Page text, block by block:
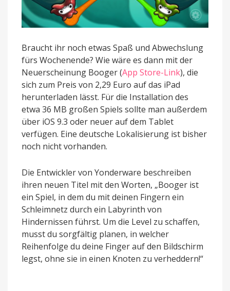
Braucht ihr noch etwas Spaß und Abwechslung
fürs Wochenende? Wie wäre es dann mit der
Neuerscheinung Booger (App Store-Link), die
sich zum Preis von 2,29 Euro auf das iPad
herunterladen lässt. Für die Installation des
etwa 36 MB großen Spiels sollte man außerdem
über iOS 9.3 oder neuer auf dem Tablet
verfügen. Eine deutsche Lokalisierung ist bisher
noch nicht vorhanden.
Die Entwickler von Yonderware beschreiben
ihren neuen Titel mit den Worten, „Booger ist
ein Spiel, in dem du mit deinen Fingern ein
Schleimnetz durch ein Labyrinth von
Hindernissen führst. Um die Level zu schaffen,
musst du sorgfältig planen, in welcher
Reihenfolge du deine Finger auf den Bildschirm
legst, ohne sie in einen Knoten zu verheddern!“